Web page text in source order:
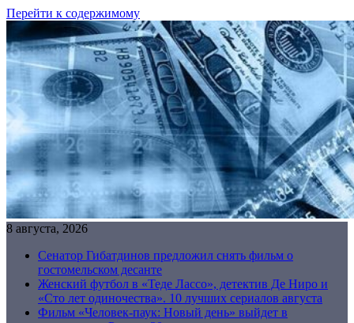
Перейти к содержимому
8 августа, 2026
Сенатор Гибатдинов предложил снять фильм о
гостомельском десанте
Женский футбол в «Теде Лассо», детектив Де Ниро и
«Сто лет одиночества». 10 лучших сериалов августа
Фильм «Человек-паук: Новый день» выйдет в